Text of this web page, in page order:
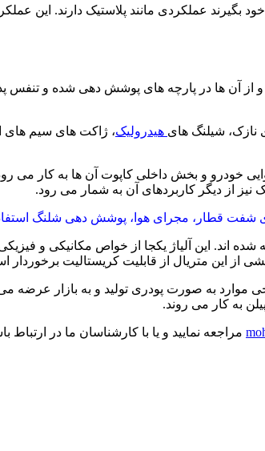
بگیرند عملکردی مانند پلاستیک دارند. این
و از آن ها در پارچه های پوشش دهی شده و
نازک، شیلنگ های هیدرولیک، ژاکت های سیم های
خودرو و بخش داخلی کاپوت آن ها به کار می
از دیگر کاربردهای آن به شمار می رود.
شده اند. این آلیاژ یکجا از خواص مکانیکی و
از این متریال از قابلیت کریستالیت برخوردار
به کار می روند.
مراجعه نمایید و یا با کارشناسان ما در ارتباط